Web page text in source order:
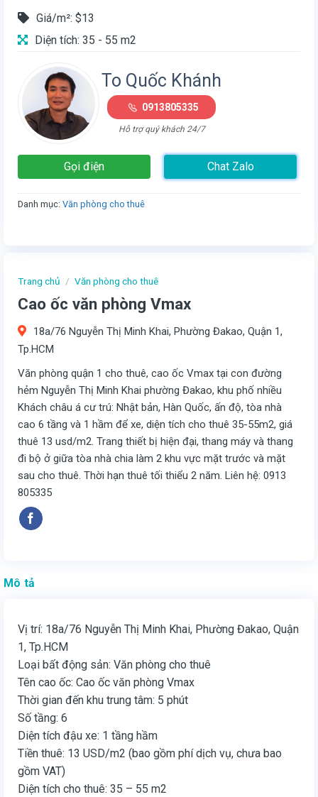
Trang chủ / Văn phòng cho thuê
Cao ốc văn phòng Vmax
18a/76 Nguyễn Thị Minh Khai, Phường Đakao, Quận 1,
Tp.HCM
Văn phòng quận 1 cho thuê, cao ốc Vmax tại con đường
hẻm Nguyễn Thị Minh Khai phường Đakao, khu phố nhiều
Khách châu á cư trú: Nhật bản, Hàn Quốc, ấn độ, tòa nhà
cao 6 tầng và 1 hầm để xe, diện tích cho thuê 35-55m2, giá
thuê 13 usd/m2. Trang thiết bị hiện đại, thang máy và thang
đi bộ ở giữa tòa nhà chia làm 2 khu vực mặt trước và mặt
sau cho thuê. Thời hạn thuê tối thiểu 2 năm. Liên hệ: 0913
805335
Giá/m²: $13
Diện tích: 35 - 55 m2
To Quốc Khánh
0913805335
Hỗ trợ quý khách 24/7
Gọi điện Chat Zalo
Danh mục: Văn phòng cho thuê
Mô tả
Vị trí: 18a/76 Nguyễn Thị Minh Khai, Phường Đakao, Quận
1, Tp.HCM
Loại bất động sản: Văn phòng cho thuê
Tên cao ốc: Cao ốc văn phòng Vmax
Thời gian đến khu trung tâm: 5 phút
Số tầng: 6
Diện tích đậu xe: 1 tầng hầm
Tiền thuê: 13 USD/m2 (bao gồm phí dịch vụ, chưa bao
gồm VAT)
Diện tích cho thuê: 35 – 55 m2